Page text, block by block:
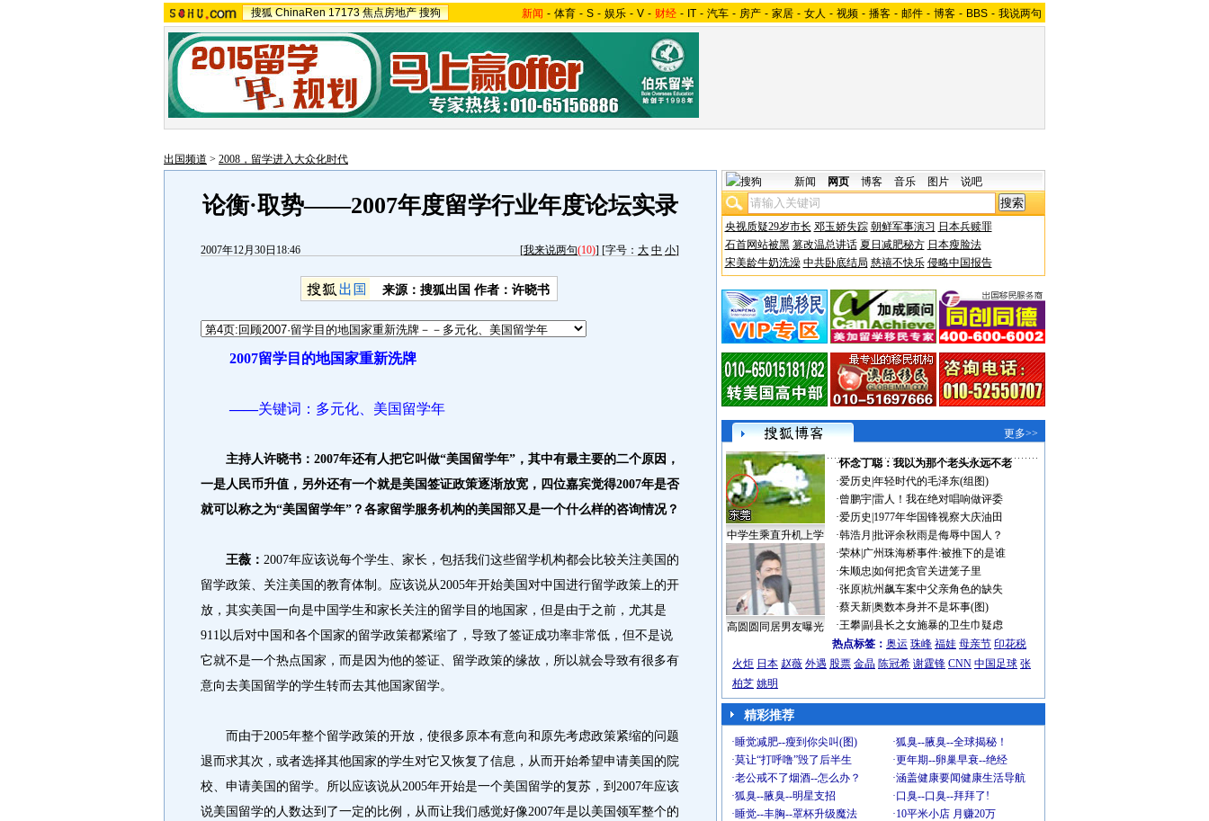
搜狐 ChinaRen 17173 焦点房地产 搜狗 新闻 - 体育 - S - 娱乐 - V - 财经 - IT - 汽车 - 房产 - 家居 - 女人 - 视频 - 播客 - 邮件 - 博客 - BBS - 我说两句
出国频道 > 2008，留学进入大众化时代
论衡·取势——2007年度留学行业年度论坛实录
2007年12月30日18:46 [我来说两句(10)] [字号： 大 中 小]
来源：搜狐出国 作者：许晓书
2007留学目的地国家重新洗牌
――关键词：多元化、美国留学年
主持人许晓书：2007年还有人把它叫做“美国留学年”，其中有最主要的二个原因，
一是人民币升值，另外还有一个就是美国签证政策逐渐放宽，四位嘉宾觉得2007年是否
就可以称之为“美国留学年”？各家留学服务机构的美国部又是一个什么样的咨询情况？
王薇： 2007年应该说每个学生、家长，包括我们这些留学机构都会比较关注美国的
留学政策、关注美国的教育体制。应该说从2005年开始美国对中国进行留学政策上的开
放，其实美国一向是中国学生和家长关注的留学目的地国家，但是由于之前，尤其是
911以后对中国和各个国家的留学政策都紧缩了，导致了签证成功率非常低，但不是说
它就不是一个热点国家，而是因为他的签证、留学政策的缘故，所以就会导致有很多有
意向去美国留学的学生转而去其他国家留学。
而由于2005年整个留学政策的开放，使很多原本有意向和原先考虑政策紧缩的问题
退而求其次，或者选择其他国家的学生对它又恢复了信息，从而开始希望申请美国的院
校、申请美国的留学。所以应该说从2005年开始是一个美国留学的复苏，到2007年应该
说美国留学的人数达到了一定的比例，从而让我们感觉好像2007年是以美国领军整个的
新闻 网页 博客 音乐 图片 说吧
央视质疑29岁市长 邓玉娇失踪 朝鲜军事演习 日本兵赎罪
石首网站被黑 篡改温总讲话 夏日减肥秘方 日本瘦脸法
宋美龄牛奶洗澡 中共卧底结局 慈禧不快乐 侵略中国报告
更多>>
中学生乘直升机上学
高圆圆同居男友曝光
·怀念丁聪：我以为那个老头永远不老
·爱历史 年轻时代的毛泽东(组图)
·曾鹏宇|雷人！我在绝对唱响做评委
·爱历史 1977年华国锋视察大庆油田
·韩浩月 批评余秋雨是侮辱中国人？
·荣林| 广州珠海桥事件:被推下的是谁
·朱顺忠 如何把贪官关进笼子里
·张原|杭州飙车案中父亲角色的缺失
·蔡天新|奥数本身并不是坏事(图)
·王攀|副县长之女施暴的卫生巾疑虑
热点标签： 奥运 珠峰 福娃 母亲节 印花税
火炬 日本 赵薇 外遇 股票 金晶 陈冠希 谢霆锋 CNN 中国足球 张
柏芝 姚明
精彩推荐
·睡觉减肥--瘦到你尖叫(图) ·狐臭--腋臭--全球揭秘！
·莫让“打呼噜”毁了后半生 ·更年期--卵巢早衰--绝经
·老公戒不了烟酒--怎么办？ ·涵盖健康要闻健康生活导航
·狐臭--腋臭--明星支招 ·口臭--口臭--拜拜了!
·睡觉--丰胸--罩杯升级魔法 ·10平米小店 月赚20万